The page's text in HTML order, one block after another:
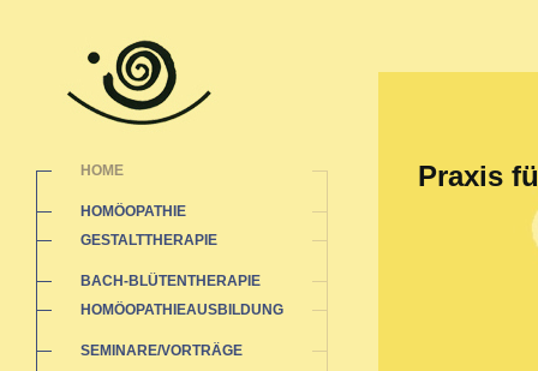
HOME
HOMÖOPATHIE
GESTALTTHERAPIE
BACH-BLÜTENTHERAPIE
HOMÖOPATHIEAUSBILDUNG
SEMINARE/VORTRÄGE
Praxis